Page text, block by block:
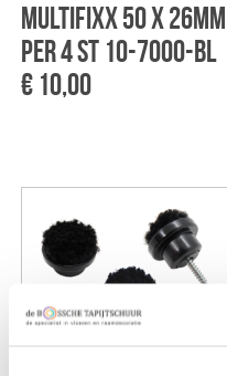
Multifixx 50 x 26mm
per 4 st 10-7000-BL
€ 10,00